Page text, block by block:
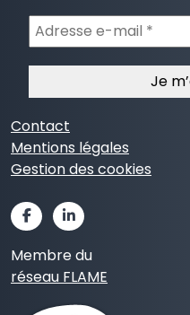
Adresse
e-
mail
Contact
Mentions légales
Gestion des cookies
Membre du
réseau FLAME